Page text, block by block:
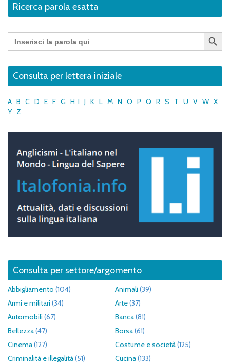
Ricerca parola esatta
Search
for:
Search Button
Consulta per lettera iniziale
A B C D E F G H I J K L M N O P Q R S T U V W X
Y Z
Consulta per settore/argomento
Abbigliamento (104) Animali (39)
Armi e militari (34) Arte(37)
Automobili (67) Banca(81)
Bellezza(47) Borsa(61)
Cinema(127) Costume e società(125)
Criminalità e illegalità(51) Cucina(133)